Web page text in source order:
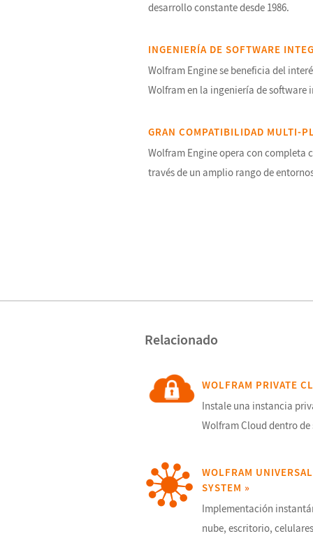
desarrollo constante desde 1986.
INGENIERÍA DE SOFTWARE
Wolfram Engine se beneficia del
Wolfram en la ingeniería de software
GRAN COMPATIBILIDAD MULTI-
Wolfram Engine opera con completa
través de un amplio rango de
Relacionado
WOLFRAM PRIVATE
Instale una instancia
Wolfram Cloud dentro
WOLFRAM
SYSTEM »
Implementación
nube, escritorio,